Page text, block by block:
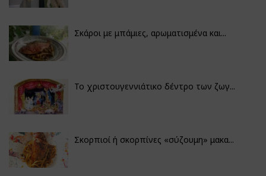
Σκάροι με μπάμιες, αρωματισμένα και...
Το χριστουγεννιάτικο δέντρο των ζωγ...
Σκορπιοί ή σκορπίνες «σύζουμη» μακα...